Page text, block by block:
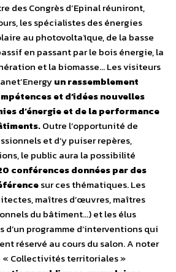
des Congrès d’Epinal réuniront,
les spécialistes des énergies
au photovoltaïque, de la basse
en passant par le bois énergie, la
et la biomasse… Les visiteurs
un rassemblement
et d’idées nouvelles
d’énergie et de la performance
Outre l’opportunité de
et d’y puiser repères,
le public aura la possibilité
conférences données par des
sur ces thématiques. Les
maîtres d’œuvres, maîtres
du bâtiment…) et les élus
programme d’interventions qui
réservé au cours du salon. A noter
« Collectivités territoriales »